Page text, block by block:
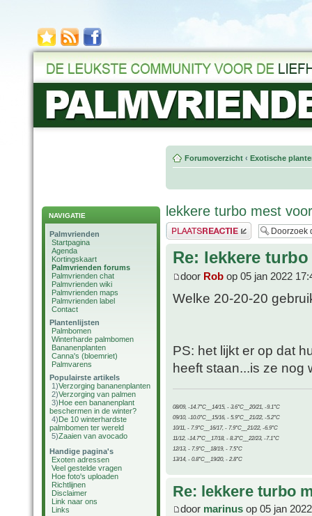
NAVIGATIE
Palmvrienden
Startpagina
Agenda
Kortingskaart
Palmvrienden forums
Palmvrienden chat
Palmvrienden wiki
Palmvrienden maps
Palmvrienden label
Contact
Plantenlijsten
Palmbomen
Winterharde palmbomen
Bananenplanten
Canna's (bloemriet)
Palmvarens
Populairste artikels
1)Verzorging bananenplanten
2)Verzorging van palmen
3)Hoe een bananenplant
beschermen in de winter?
4)De 10 winterhardste
palmbomen ter wereld
5)Zaaien van avocado
Handige pagina's
Exoten adressen
Veel gestelde vragen
Hoe foto's uploaden
Richtlijnen
Disclaimer
Link naar ons
Links
Forumoverzicht ‹ Exotische
lekkere turbo mest
Plaats een reactie
Re: lekkere
door Rob op 05 jan 2022
Welke 20-20-20
PS: het lijkt er op dat
heeft staan...is ze nog
08/09, -14.7°C__14/15, - 3.6°C__20/21, -9.1°C
09/10, -10.0°C__15/16, - 5.9°C__21/22, -5.2°C
10/11, - 7.9°C__16/17, - 7.9°C__21/22, -6.9°C
11/12, -14.7°C__17/18, - 8.3°C__22/23, -7.1°C
12/13, - 7.9°C__18/19, - 7.5°C
13/14, - 0.8°C__19/20, - 2.8°C
Re: lekkere turbo
door marinus op 05 jan